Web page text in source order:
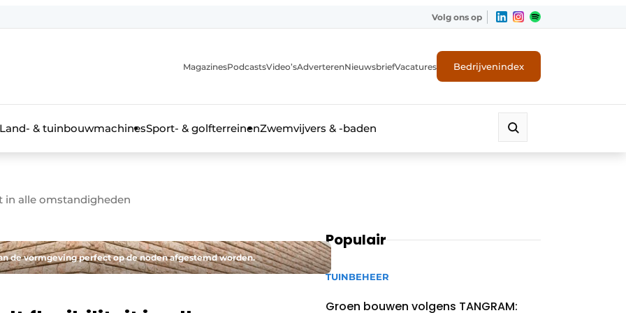
groenprofessional
Volg ons op
MagazinesPodcastsVideo’sAdverterenNieuwsbriefVacatures Bedrijvenindex
Land- & tuinbouwmachinesSport- & golfterreinenZwemvijvers & -baden
in alle omstandigheden
de vormgeving perfect op de noden afgestemd worden.
Populair
TUINBEHEER
Groen bouwen volgens TANGRAM: